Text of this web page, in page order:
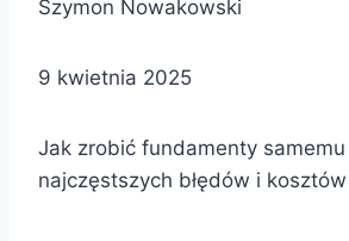
Szymon Nowakowski
9 kwietnia 2025
Jak zrobić fundamenty samemu
najczęstszych błędów i kosztów